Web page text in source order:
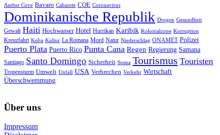
Amber Cove Bavaro Cabarete COE Coronavirus
Dominikanische Republik Drogen Gesundheit
Gewalt Haiti Hochwasser Hotel Hurrikan Karibik Kolonialzone Korruption
Kreuzfahrt Kuba Kultur La Romana Mord Natur Niederschlag ONAMET Polizei
Puerto Plata Puerto Rico Punta Cana Regen Regierung Samana
Santiago Santo Domingo Sicherheit Sosua Tourismus Touristen
Tropensturm Umwelt Unfall USA Verbrechen Verkehr Wirtschaft
Überschwemmung
Über uns
Impressum